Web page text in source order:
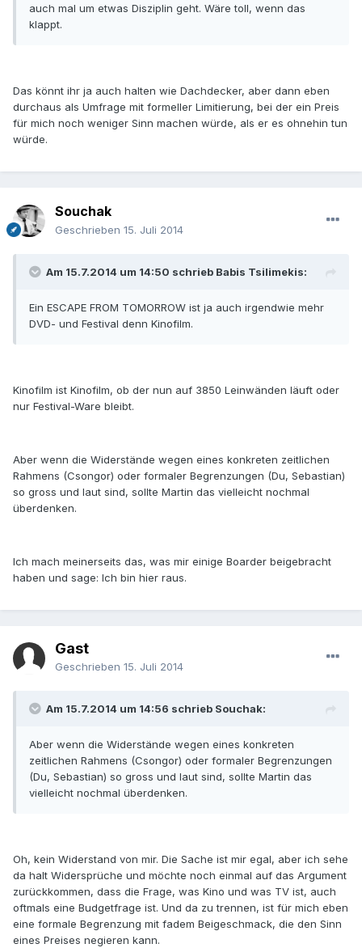
auch mal um etwas Disziplin geht. Wäre toll, wenn das
klappt.
Das könnt ihr ja auch halten wie Dachdecker, aber dann eben
durchaus als Umfrage mit formeller Limitierung, bei der ein Preis
für mich noch weniger Sinn machen würde, als er es ohnehin tun
würde.
Souchak
Geschrieben 15. Juli 2014
Am 15.7.2014 um 14:50 schrieb Babis Tsilimekis:
Ein ESCAPE FROM TOMORROW ist ja auch irgendwie mehr
DVD- und Festival denn Kinofilm.
Kinofilm ist Kinofilm, ob der nun auf 3850 Leinwänden läuft oder
nur Festival-Ware bleibt.
Aber wenn die Widerstände wegen eines konkreten zeitlichen
Rahmens (Csongor) oder formaler Begrenzungen (Du, Sebastian)
so gross und laut sind, sollte Martin das vielleicht nochmal
überdenken.
Ich mach meinerseits das, was mir einige Boarder beigebracht
haben und sage: Ich bin hier raus.
Gast
Geschrieben 15. Juli 2014
Am 15.7.2014 um 14:56 schrieb Souchak:
Aber wenn die Widerstände wegen eines konkreten
zeitlichen Rahmens (Csongor) oder formaler Begrenzungen
(Du, Sebastian) so gross und laut sind, sollte Martin das
vielleicht nochmal überdenken.
Oh, kein Widerstand von mir. Die Sache ist mir egal, aber ich sehe
da halt Widersprüche und möchte noch einmal auf das Argument
zurückkommen, dass die Frage, was Kino und was TV ist, auch
oftmals eine Budgetfrage ist. Und da zu trennen, ist für mich eben
eine formale Begrenzung mit fadem Beigeschmack, die den Sinn
eines Preises negieren kann.